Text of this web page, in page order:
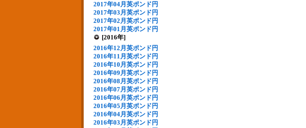
2017年04月英ポンド円
2017年03月英ポンド円
2017年02月英ポンド円
2017年01月英ポンド円
[2016年]
2016年12月英ポンド円
2016年11月英ポンド円
2016年10月英ポンド円
2016年09月英ポンド円
2016年08月英ポンド円
2016年07月英ポンド円
2016年06月英ポンド円
2016年05月英ポンド円
2016年04月英ポンド円
2016年03月英ポンド円